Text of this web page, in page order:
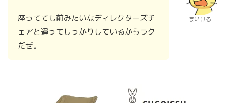
座ってても前みたいなディレクターズチ
ェアと違ってしっかりしているからラク
だぜ。
まいける